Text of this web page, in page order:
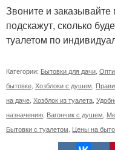
Звоните и
подскажут, сколько
туалетом по
Категории: Бытовки для дачи,
бытовке, Хозблоки с душем,
на даче, Хозблок из туалета,
назначению, Вагончик с душем,
Бытовки с туалетом, Цены на